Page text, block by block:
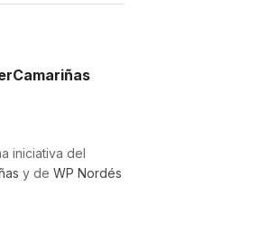
iniciativa del
y de WP Nordés